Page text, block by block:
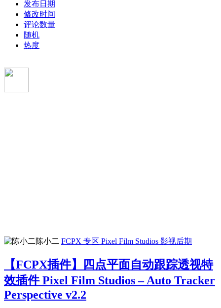
发布日期
修改时间
评论数量
随机
热度
陈小二 FCPX 专区 Pixel Film Studios 影视后期
【FCPX插件】四点平面自动跟踪透视特
效插件 Pixel Film Studios – Auto Tracker
Perspective v2.2